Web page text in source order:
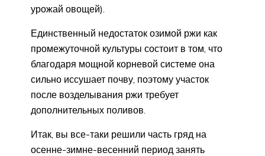
урожай овощей).
Единственный недостаток озимой ржи как
промежуточной культуры состоит в том, что
благодаря мощной корневой системе она
сильно иссушает почву, поэтому участок
после возделывания ржи требует
дополнительных поливов.
Итак, вы все-таки решили часть гряд на
осенне-зимне-весенний период занять